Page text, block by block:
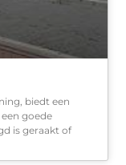
biedt een
goede
is geraakt of